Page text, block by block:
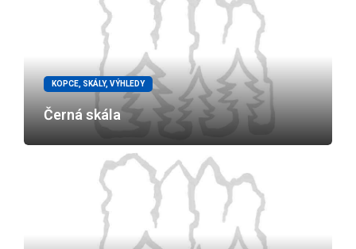
KOPCE, SKÁLY, VÝHLEDY
Černá skála